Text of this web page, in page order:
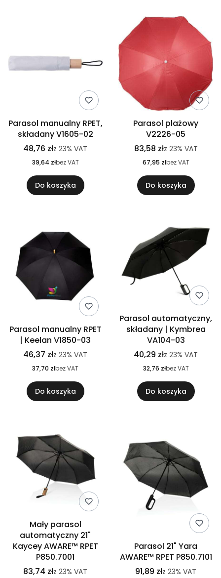
Parasol manualny RPET,
składany V1605-02
48,76 złz 23% VAT
39,64 złbez VAT
Do koszyka
Parasol plażowy
V2226-05
83,58 złz 23% VAT
67,95 złbez VAT
Do koszyka
Parasol manualny RPET
| Keelan V1850-03
46,37 złz 23% VAT
37,70 złbez VAT
Do koszyka
Parasol automatyczny,
składany | Kymbrea
VA104-03
40,29 złz 23% VAT
32,76 złbez VAT
Do koszyka
Mały parasol
automatyczny 21"
Kaycey AWARE™ RPET
P850.7001
83,74 złz 23% VAT
Parasol 21" Yara
AWARE™ RPET P850.7101
91,89 złz 23% VAT